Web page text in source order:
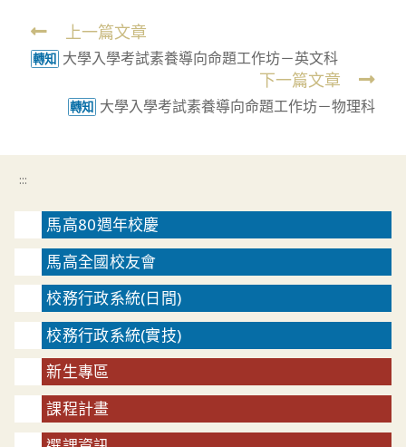
Read
more
上一篇文章
轉知 大學入學考試素養導向命題工作坊－英文科
下一篇文章
轉知 大學入學考試素養導向命題工作坊－物理科
:::
馬高80週年校慶
馬高全國校友會
校務行政系統(日間)
校務行政系統(實技)
新生專區
課程計畫